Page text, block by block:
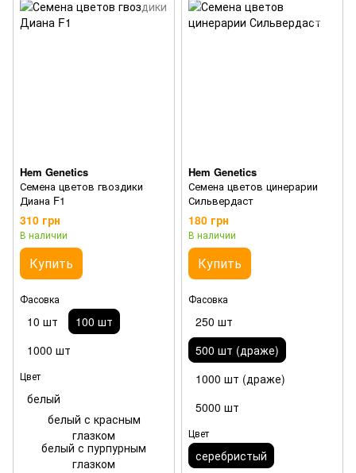
Hem Genetics
Семена цветов гвоздики
Диана F1
310 грн
В наличии
Купить
Фасовка
10 шт
100 шт
1000 шт
Цвет
белый
белый с красным
глазком
белый с пурпурным
глазком
Hem Genetics
Семена цветов цинерарии
Сильвердаст
180 грн
В наличии
Купить
Фасовка
250 шт
500 шт (драже)
1000 шт (драже)
5000 шт
Цвет
серебристый